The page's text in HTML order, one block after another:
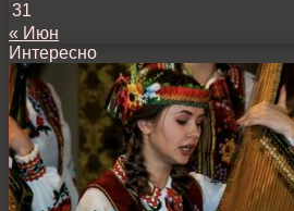
31
« Июн
Интересно